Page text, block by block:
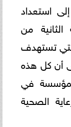
استعداد
من
تستهدف
أن كل هذه
في
الصحية